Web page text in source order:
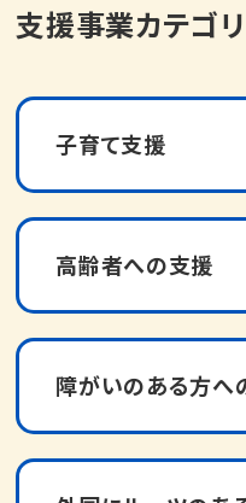
支援事業カテゴリ
子育て支援
高齢者への支援
障がいのある方へ